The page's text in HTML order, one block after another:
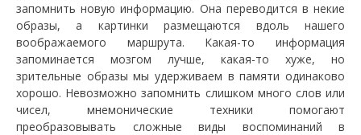
запомнить новую информацию. Она переводится в некие
образы, а картинки размещаются вдоль нашего
воображаемого маршрута. Какая-то информация
запоминается мозгом лучше, какая-то хуже, но
зрительные образы мы удерживаем в памяти одинаково
хорошо. Невозможно запомнить слишком много слов или
чисел, мнемонические техники помогают
преобразовывать сложные виды воспоминаний в